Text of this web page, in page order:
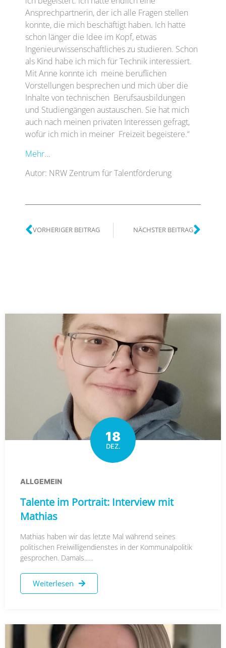
Ansprechpartnerin, der ich alle Fragen stellen
konnte, die mich beschäftigt haben. Ich hatte
schon länger die Idee im Kopf, etwas
Ingenieurwissenschaftliches zu studieren. Schon
als Kind habe ich mich für Technik interessiert.
Mit Anne konnte ich meine beruflichen
Vorstellungen besprechen und mich über die
Inhalte von technischen Berufsausbildungen
und Studiengängen austauschen. Sie hat mich
auch nach meinen privaten Interessen gefragt,
wofür ich mich in meiner Freizeit begeistere.“
Mehr…
Autor: NRW Zentrum für Talentförderung
VORHERIGER BEITRAG NÄCHSTER BEITRAG
18
DEZ.
ALLGEMEIN
Talente im Portrait: Interview mit
Mathias
Mathias haben wir das letzte Mal während seines
politischen Freiwilligendienstes in der Kommunalpolitik
gesprochen. Damals......
Weiterlesen